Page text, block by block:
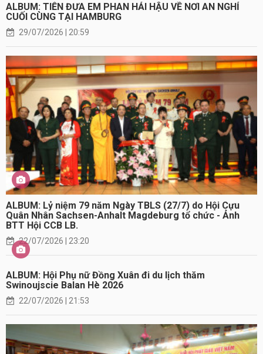
ALBUM: TIỄN ĐƯA EM PHAN HẢI HẬU VỀ NƠI AN NGHỈ
CUỐI CÙNG TẠI HAMBURG
29/07/2026 | 20:59
ALBUM: Lỷ niệm 79 năm Ngày TBLS (27/7) do Hội Cựu
Quân Nhân Sachsen-Anhalt Magdeburg tổ chức - Ảnh
BTT Hội CCB LB.
22/07/2026 | 23:20
ALBUM: Hội Phụ nữ Đồng Xuân đi du lịch thăm
Swinoujscie Balan Hè 2026
22/07/2026 | 21:53